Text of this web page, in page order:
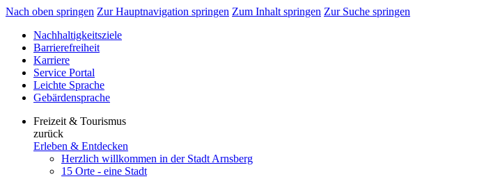
Nach oben springen Zur Hauptnavigation springen Zum Inhalt springen Zur Suche springen
Nachhaltigkeitsziele
Barrierefreiheit
Karriere
Service Portal
Leichte Sprache
Gebärdensprache
Freizeit & Tourismus
zurück
Erleben & Entdecken
Herzlich willkommen in der Stadt Arnsberg
15 Orte - eine Stadt